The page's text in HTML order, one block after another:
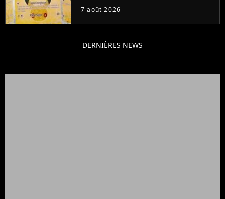
ruiner les revendeurs
7 août 2026
DERNIÈRES NEWS